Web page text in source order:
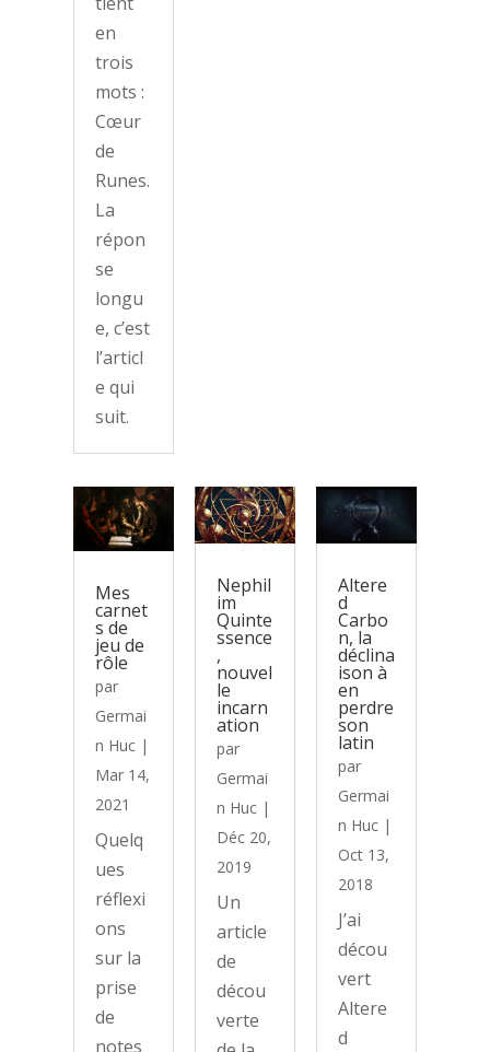
en
trois
mots :
Cœur
de
Runes.
La
répon
se
longu
e, c’est
l’articl
e qui
suit.
Mes
carnet
s de
jeu de
rôle
par
Germai
n Huc |
Mar 14,
2021
Quelq
ues
réflexi
ons
sur la
prise
de
notes
Nephil
im
Quinte
ssence
,
nouvel
le
incarn
ation
par
Germai
n Huc |
Déc 20,
2019
Un
article
de
décou
verte
Altere
d
Carbo
n, la
déclina
ison à
en
perdre
son
latin
par
Germai
n Huc|
Oct 13,
2018
J’ai
décou
vert
Altere
d